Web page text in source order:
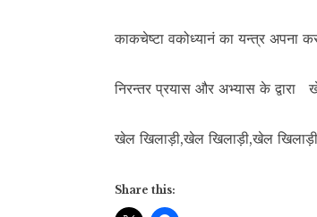
काकचेष्टा वकोध्यानं का यन्त्र अपना
निरन्तर प्रयास और अभ्यास के द्वारा
खेल खिलाड़ी,खेल खिलाड़ी,खेल
Share this: